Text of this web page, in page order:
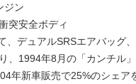
ジン
突安全ボディ
、デュアルSRSエアバッグ
1994年8月の「カンチル
年新車販売で25%のシェア